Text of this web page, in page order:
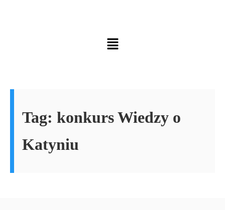
Tag: konkurs Wiedzy o
Katyniu